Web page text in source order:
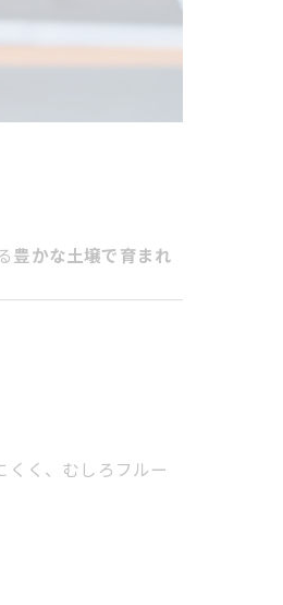
豊かな土壌で育まれ
くく、むしろフルー